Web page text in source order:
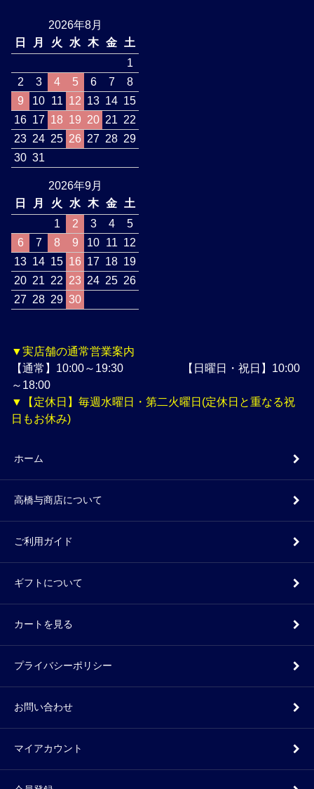
2026年8月
日
月 火 水 木 金
土
1
2
3 4 5 6 7
8
9
10 11 12 13 14 15
16 17 18 19 20 21 22
23 24 25 26 27 28 29
30 31
2026年9月
日
月 火 水 木 金
土
1
2 3 4
5
6
7 8 9 10 11 12
13 14 15 16 17 18 19
20 21 22 23 24 25 26
27 28 29 30
▼実店舗の通常営業案内
【通常】10:00～19:30 【日曜日・祝日】10:00
～18:00
▼【定休日】毎週水曜日・第二火曜日(定休日と重なる祝
日もお休み)
ホーム
高橋与商店について
ご利用ガイド
ギフトについて
カートを見る
プライバシーポリシー
お問い合わせ
マイアカウント